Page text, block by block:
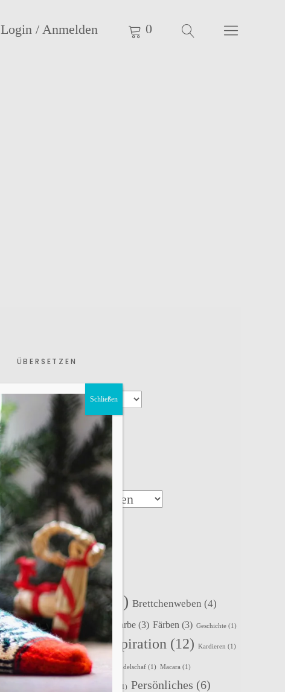
Login / Anmelden 0
ÜBERSETZEN
KATEGORIEN
SCHLAGWÖRTER
Accessoires(22) Brettchenweben (4)
Events (5) Fair-Isle Farbe(3) Färben (3) Geschichte(1)
Holunderlelfe(1) Häkeln(1) Inspiration (12) Kardieren (1)
Kleidung(3) Kurse(2) Lavendelschaf(1) Macara (1)
(1) Persönliches (6)
Schließen